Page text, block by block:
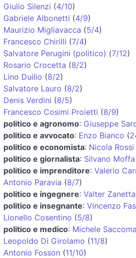
Giulio Silenzi (4/10)
Gabriele Albonetti (4/9)
Maurizio Migliavacca (5/4)
Francesco Chirilli (7/4)
Salvatore Perugini (politico) (7/12)
Rosario Crocetta (8/2)
Lino Duilio (8/2)
Salvatore Lauro (8/2)
Denis Verdini (8/5)
Francesco Cosimi Proietti (8/9)
politico e agronomo: Giuseppe
politico e avvocato: Enzo Bianco (
politico e economista: Nicola Rossi
politico e giornalista: Silvano Moffa
politico e imprenditore: Valerio
Antonio Paravia (8/7)
politico e ingegnere: Valter Zanetta
politico e insegnante: Vincenzo
Lionello Cosentino (5/8)
politico e medico: Michele
Leopoldo Di Girolamo (11/8)
Antonio Fosson (11/10)